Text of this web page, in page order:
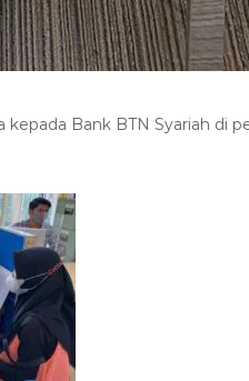
Bank BTN Syariah di